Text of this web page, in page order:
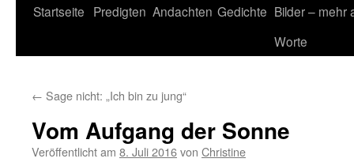
Startseite Predigten Andachten Gedichte Bilder – mehr
Worte
← Sage nicht: „Ich bin zu jung“
Vom Aufgang der Sonne
Veröffentlicht am 8. Juli 2016von Christine